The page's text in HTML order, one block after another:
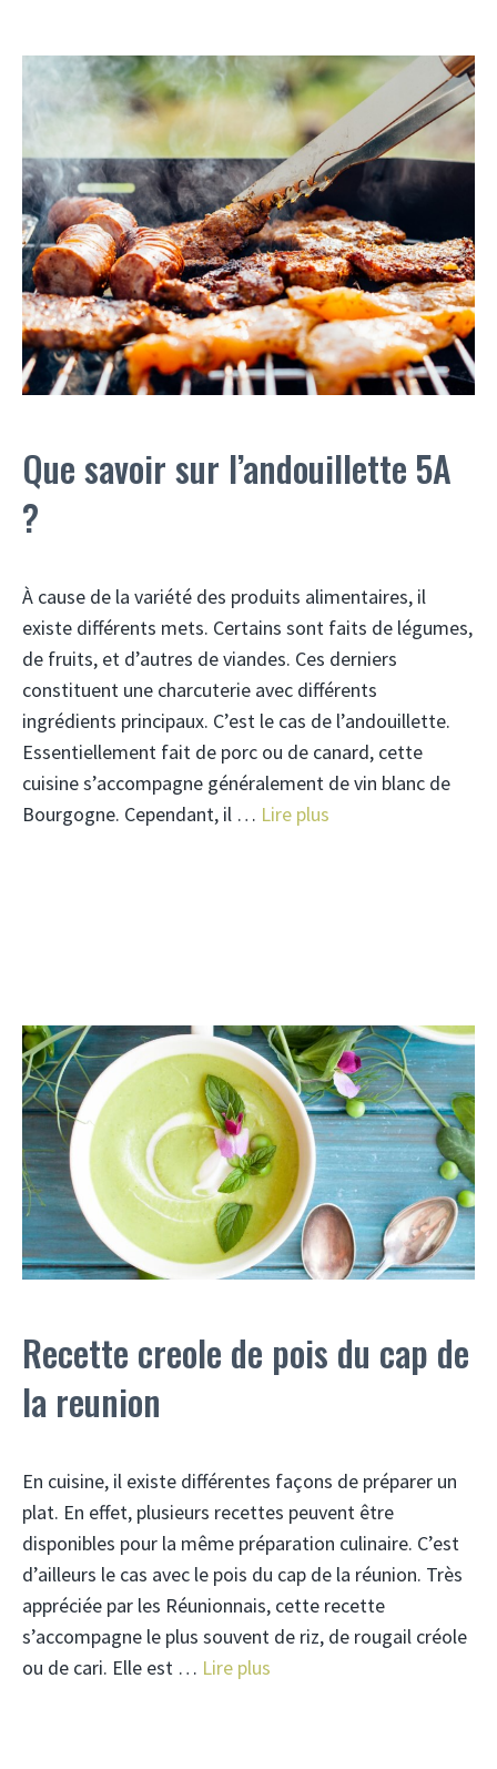
Que savoir sur l’andouillette 5A
?
À cause de la variété des produits alimentaires, il
existe différents mets. Certains sont faits de légumes,
de fruits, et d’autres de viandes. Ces derniers
constituent une charcuterie avec différents
ingrédients principaux. C’est le cas de l’andouillette.
Essentiellement fait de porc ou de canard, cette
cuisine s’accompagne généralement de vin blanc de
Bourgogne. Cependant, il … Lire plus
Recette creole de pois du cap de
la reunion
En cuisine, il existe différentes façons de préparer un
plat. En effet, plusieurs recettes peuvent être
disponibles pour la même préparation culinaire. C’est
d’ailleurs le cas avec le pois du cap de la réunion. Très
appréciée par les Réunionnais, cette recette
s’accompagne le plus souvent de riz, de rougail créole
ou de cari. Elle est … Lire plus